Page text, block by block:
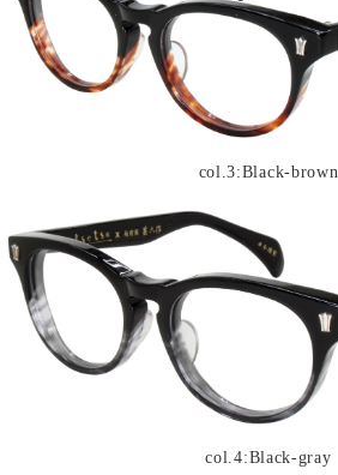
col.3:Black-brown
col.4:Black-gray